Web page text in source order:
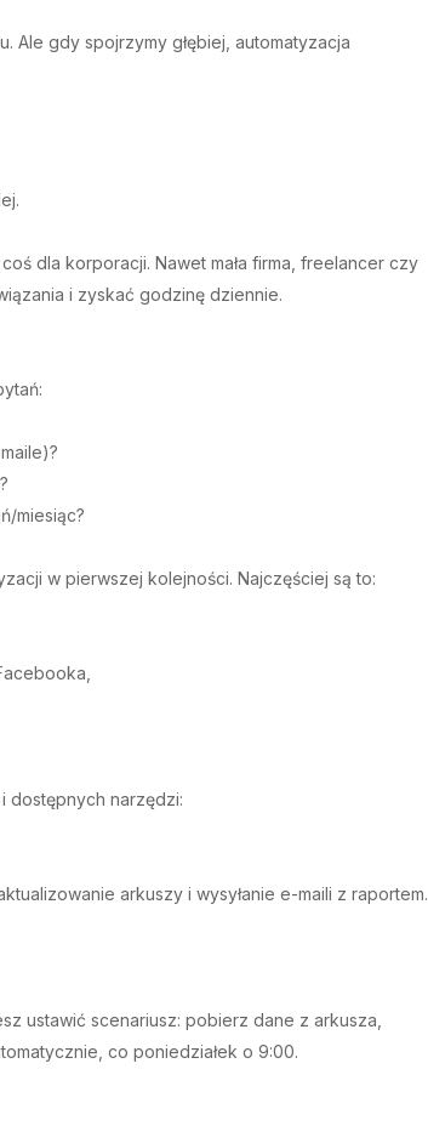
Ale gdy spojrzymy głębiej, automatyzacja
dla korporacji. Nawet mała firma, freelancer czy
i zyskać godzinę dziennie.
miesiąc?
w pierwszej kolejności. Najczęściej są to:
dostępnych narzędzi:
arkuszy i wysyłanie e-maili z raportem.
ustawić scenariusz: pobierz dane z arkusza,
co poniedziałek o 9:00.